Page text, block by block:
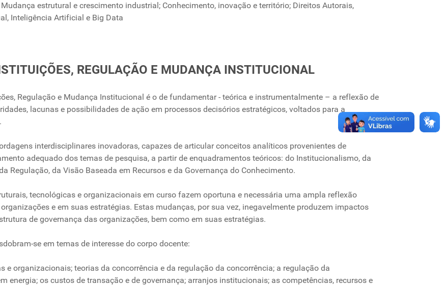
estrutural e crescimento industrial; Conhecimento, inovação e território; Direitos Autorais,
Inteligência Artificial e Big Data
REGULAÇÃO E MUDANÇA INSTITUCIONAL
Regulação e Mudança Institucional é o de fundamentar - teórica e instrumentalmente – a reflexão de
lacunas e possibilidades de ação em processos decisórios estratégicos, voltados para a
interdisciplinares inovadoras, capazes de articular conceitos analíticos provenientes de
adequado dos temas de pesquisa, a partir de enquadramentos teóricos: do Institucionalismo, da
Regulação, da Visão Baseada em Recursos e da Governança do Conhecimento.
tecnológicas e organizacionais em curso fazem oportuna e necessária uma ampla reflexão
e em suas estratégias. Estas mudanças, por sua vez, inegavelmente produzem impactos
de governança das organizações, bem como em suas estratégias.
se em temas de interesse do corpo docente:
e organizacionais; teorias da concorrência e da regulação da concorrência; a regulação da
energia; os custos de transação e de governança; arranjos institucionais; as competências, recursos e